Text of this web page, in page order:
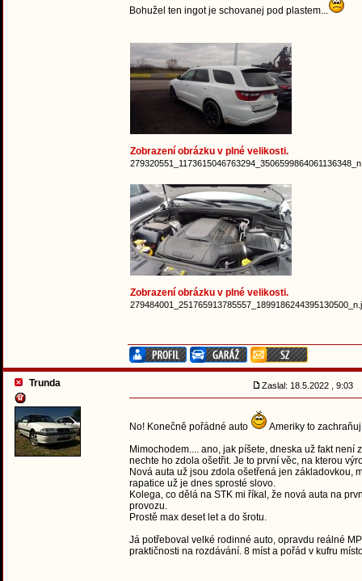
Bohužel ten ingot je schovanej pod plastem...
Zobrazení obrázku v plné velikosti.
Zobrazení obrázku v plné velikosti.
Trunda Zaslal: 18.5.2022 , 9:03
No! Konečně pořádné auto
Ameriky to
Mimochodem.... ano, jak píšete, dneska už fakt
nechte ho zdola ošetřit. Je to první věc, na kterou
Nová auta už jsou zdola ošetřená jen základovkou,
rapatice už je dnes sprosté slovo.
Kolega, co dělá na STK mi říkal, že nová auta na
provozu.
Prostě max deset let a do šrotu.
Já potřeboval velké rodinné auto, opravdu reálné
praktičnosti na rozdávání. 8 míst a pořád v kufru